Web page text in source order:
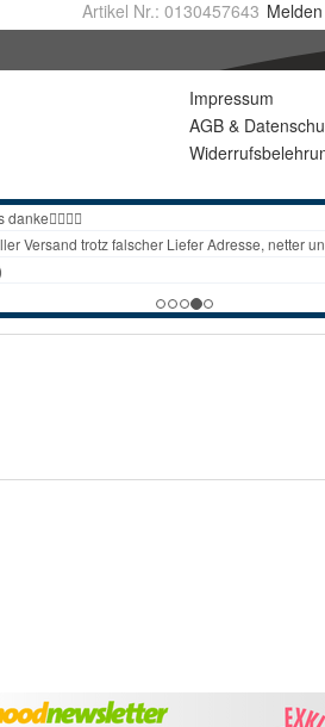
Artikel Nr.: 0130457643 Melden
Impressum
AGB &